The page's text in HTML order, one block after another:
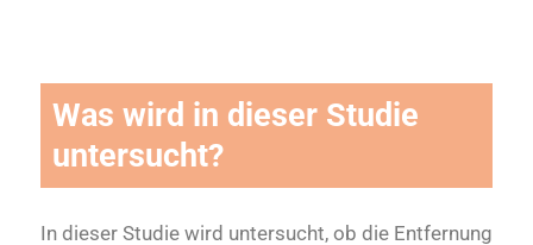
Was wird in dieser Studie
untersucht?
In dieser Studie wird untersucht, ob die Entfernung